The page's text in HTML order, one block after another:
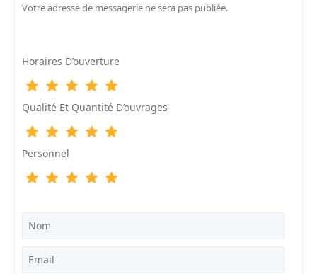
Votre adresse de messagerie ne sera pas publiée.
Horaires D’ouverture
Qualité Et Quantité D’ouvrages
Personnel